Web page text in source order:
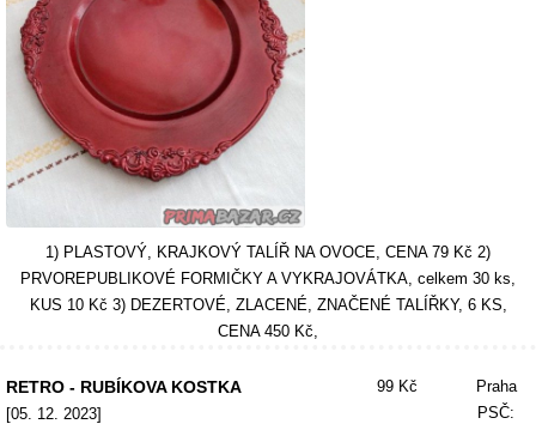
1) PLASTOVÝ, KRAJKOVÝ TALÍŘ NA OVOCE, CENA 79 Kč 2)
PRVOREPUBLIKOVÉ FORMIČKY A VYKRAJOVÁTKA, celkem 30 ks,
KUS 10 Kč 3) DEZERTOVÉ, ZLACENÉ, ZNAČENÉ TALÍŘKY, 6 KS,
CENA 450 Kč,
RETRO - RUBÍKOVA KOSTKA
[05. 12. 2023]
99 Kč
Praha
PSČ: